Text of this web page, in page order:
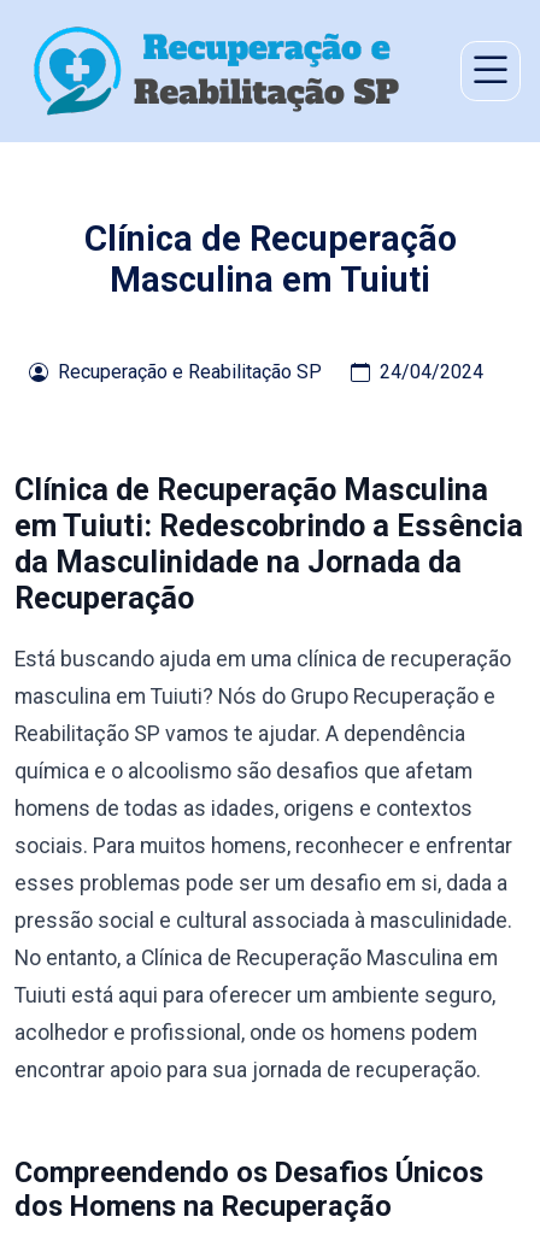
Clínica de Recuperação
Masculina em Tuiuti
Recuperação e Reabilitação SP 24/04/2024
Clínica de Recuperação Masculina
em Tuiuti: Redescobrindo a Essência
da Masculinidade na Jornada da
Recuperação
Está buscando ajuda em uma clínica de recuperação
masculina em Tuiuti? Nós do Grupo Recuperação e
Reabilitação SP vamos te ajudar. A dependência
química e o alcoolismo são desafios que afetam
homens de todas as idades, origens e contextos
sociais. Para muitos homens, reconhecer e enfrentar
esses problemas pode ser um desafio em si, dada a
pressão social e cultural associada à masculinidade.
No entanto, a Clínica de Recuperação Masculina em
Tuiuti está aqui para oferecer um ambiente seguro,
acolhedor e profissional, onde os homens podem
encontrar apoio para sua jornada de recuperação.
Compreendendo os Desafios Únicos
dos Homens na Recuperação